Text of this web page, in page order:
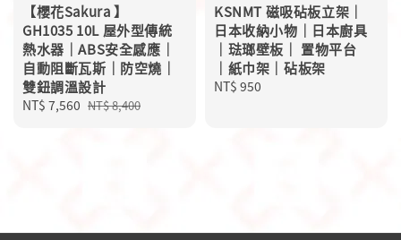
【櫻花Sakura 】
GH1035 10L 屋外型傳統
熱水器｜ABS安全感應｜
自動阻斷瓦斯｜防空燒｜
雙鈕調溫設計
Sale
NT$ 7,560 Regular
NT$ 8,400
KSNMT 磁吸砧板立架｜
日本收納小物｜日本廚具
｜琺瑯壁板｜ 置物平台
｜紙巾架｜砧板架
Regular
NT$ 950